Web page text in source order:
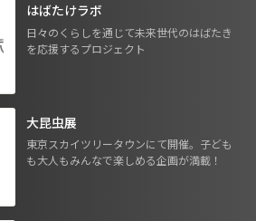
はばたけラボ
日々のくらしを通じて未来世代のはばたき
を応援するプロジェクト
大昆虫展
東京スカイツリータウンにて開催。子ども
も大人もみんなで楽しめる企画が満載！